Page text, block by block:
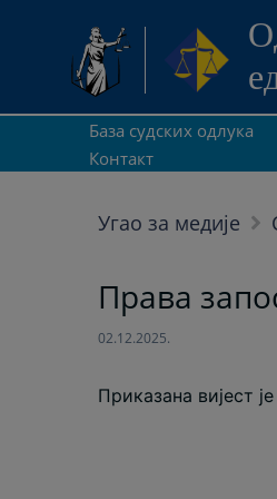
База судских одлука
Контакт
Угао за медије
Права
02.12.2025.
Приказана вијест